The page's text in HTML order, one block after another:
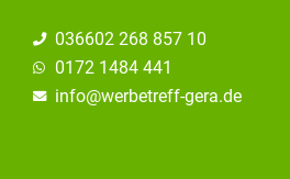
036602 268 857 10
0172 1484 441
info@werbetreff-gera.de